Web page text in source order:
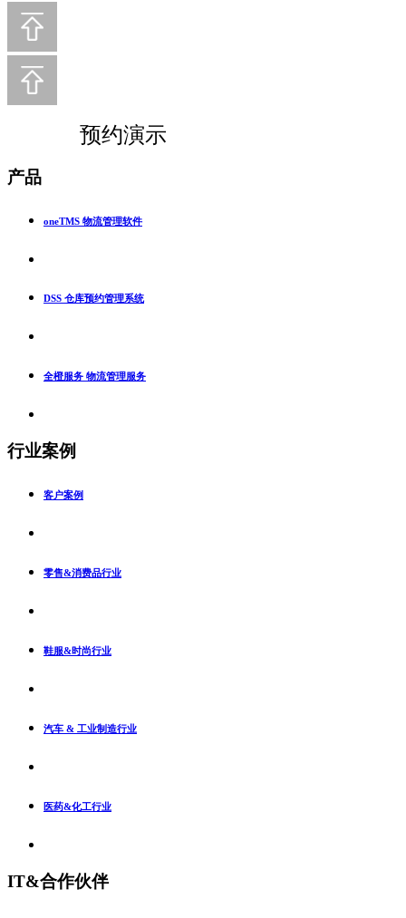
预约演示
产品
oneTMS 物流管理软件
DSS 仓库预约管理系统
全橙服务 物流管理服务
行业案例
客户案例
零售&消费品行业
鞋服&时尚行业
汽车 & 工业制造行业
医药&化工行业
IT&合作伙伴